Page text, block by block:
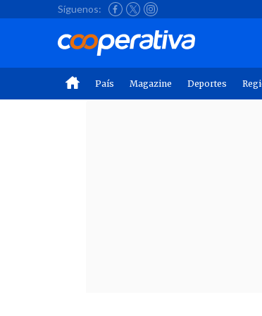
Síguenos:
País Magazine Deportes